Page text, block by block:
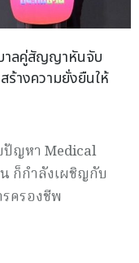
บาลคู่สัญญาหันจับ
สร้างความยั่งยืนให้
ปัญหา Medical
ก็กำลังเผชิญกับ
ครองชีพ